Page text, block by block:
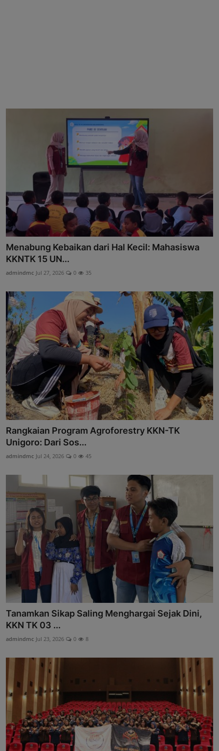
Menabung Kebaikan dari Hal Kecil: Mahasiswa
KKNTK 15 UN...
admindmc Jul 27, 2026 0 35
Rangkaian Program Agroforestry KKN-TK
Unigoro: Dari Sos...
admindmc Jul 24, 2026 0 45
Tanamkan Sikap Saling Menghargai Sejak Dini,
KKN TK 03 ...
admindmc Jul 23, 2026 0 8